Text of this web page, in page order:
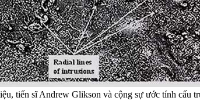
tiến sĩ Andrew Glikson và cộng sự ước tính